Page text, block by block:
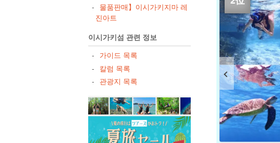
물품판매】이시가키지마 레
진아트
이시가키섬 관련 정보
가이드 목록
칼럼 목록
관광지 목록